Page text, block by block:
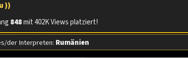
))
848mit 402K Views platziert!
der Interpreten: Rumänien